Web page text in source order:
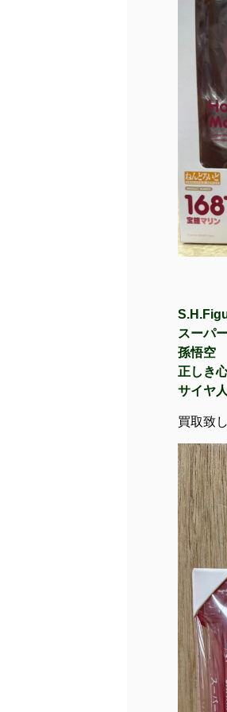
スーパ
孫悟空
正しき
サイヤ
買取致